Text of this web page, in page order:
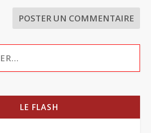
LE FLASH